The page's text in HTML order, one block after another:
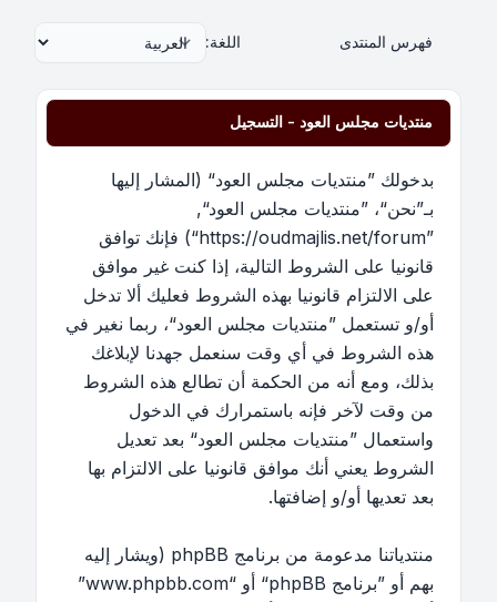
فهرس المنتدى اللغة:
منتديات مجلس العود - التسجيل
بدخولك ”منتديات مجلس العود“ (المشار إليها
بـ”نحن“، ”منتديات مجلس العود“,
”https://oudmajlis.net/forum“) فإنك توافق
قانونيا على الشروط التالية، إذا كنت غير موافق
على الالتزام قانونيا بهذه الشروط فعليك ألا تدخل
أو/و تستعمل ”منتديات مجلس العود“، ربما نغير في
هذه الشروط في أي وقت سنعمل جهدنا لإبلاغك
بذلك، ومع أنه من الحكمة أن تطالع هذه الشروط
من وقت لآخر فإنه باستمرارك في الدخول
واستعمال ”منتديات مجلس العود“ بعد تعديل
الشروط يعني أنك موافق قانونيا على الالتزام بها
بعد تعديها أو/و إضافتها.
منتدياتنا مدعومة من برنامج phpBB (ويشار إليه
بهم أو ”برنامج phpBB“ أو “www.phpbb.com”